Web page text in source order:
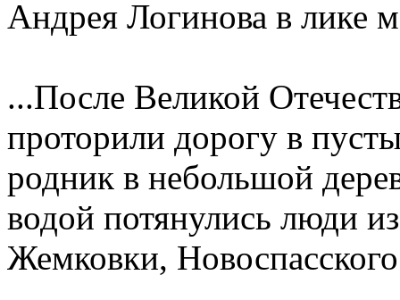
Андрея Логинова в лике
...После Великой
проторили дорогу в
родник в небольшой
водой потянулись люди
Жемковки,